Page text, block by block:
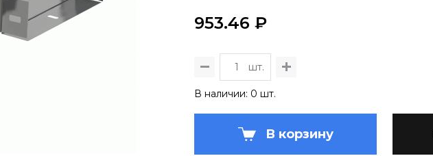
953.46 ₽
шт.
В наличии: 0 шт.
В корзину